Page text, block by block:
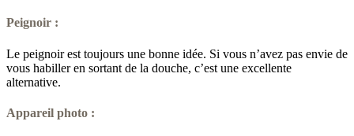
Peignoir :
Le peignoir est toujours une bonne idée. Si vous n’avez pas envie de
vous habiller en sortant de la douche, c’est une excellente
alternative.
Appareil photo :